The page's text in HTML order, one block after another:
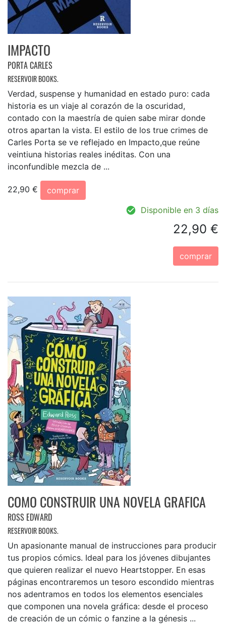
IMPACTO
PORTA CARLES
RESERVOIR BOOKS.
Verdad, suspense y humanidad en estado puro: cada
historia es un viaje al corazón de la oscuridad,
contado con la maestría de quien sabe mirar donde
otros apartan la vista. El estilo de los true crimes de
Carles Porta se ve reflejado en Impacto,que reúne
veintiuna historias reales inéditas. Con una
inconfundible mezcla de ...
22,90 €
comprar
Disponible en 3 días
22,90 €
comprar
COMO CONSTRUIR UNA NOVELA GRAFICA
ROSS EDWARD
RESERVOIR BOOKS.
Un apasionante manual de instrucciones para producir
tus propios cómics. Ideal para los jóvenes dibujantes
que quieren realizar el nuevo Heartstopper. En esas
páginas encontraremos un tesoro escondido mientras
nos adentramos en todos los elementos esenciales
que componen una novela gráfica: desde el proceso
de creación de un cómic o fanzine a la génesis ...